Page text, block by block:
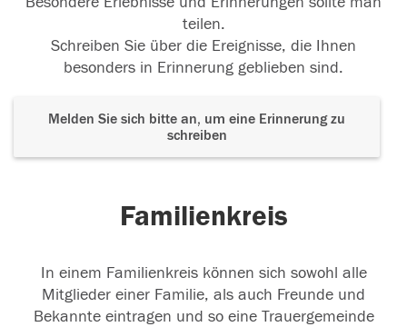
teilen.
Schreiben Sie über die Ereignisse, die Ihnen
besonders in Erinnerung geblieben sind.
Melden Sie sich bitte an, um eine Erinnerung zu
schreiben
Familienkreis
In einem Familienkreis können sich sowohl alle
Mitglieder einer Familie, als auch Freunde und
Bekannte eintragen und so eine Trauergemeinde